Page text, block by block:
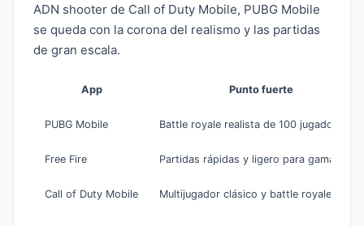
ADN shooter de Call of Duty Mobile, PUBG Mobile
se queda con la corona del realismo y las partidas
de gran escala.
App Punto fuerte
PUBG Mobile Battle royale realista de 100 jugadores
Free Fire Partidas rápidas y ligero para gama baja
Call of Duty Mobile Multijugador clásico y battle royale mixto